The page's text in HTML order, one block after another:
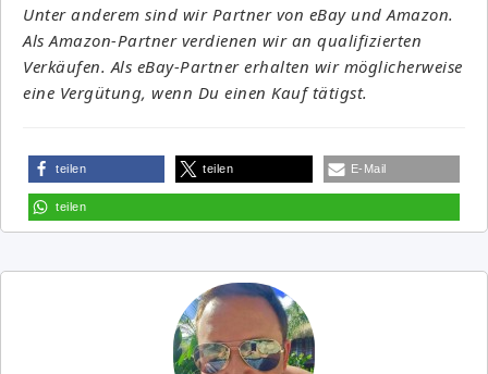
Unter anderem sind wir Partner von eBay und Amazon.
Als Amazon-Partner verdienen wir an qualifizierten
Verkäufen. Als eBay-Partner erhalten wir möglicherweise
eine Vergütung, wenn Du einen Kauf tätigst.
teilen teilen E-Mail
teilen